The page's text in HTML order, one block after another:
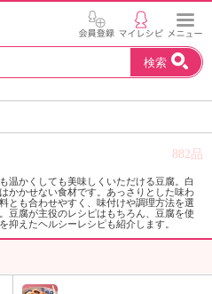
お
い
を
見
つ
け
検索
882品
温かくしても美味しくいただける豆腐。白
かかせない食材です。あっさりとした味わ
とも合わせやすく、味付けや調理方法を選
豆腐が主役のレシピはもちろん、豆腐を使
抑えたヘルシーレシピも紹介します。